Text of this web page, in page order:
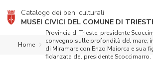
Catalogo dei beni culturali
MUSEI CIVICI DEL COMUNE DI
Home
Provincia di Trieste, presidente
convegno sulle profondità del mare,
di Miramare con Enzo Maiorca e sua
fidanzata del presidente Scoccimarro.